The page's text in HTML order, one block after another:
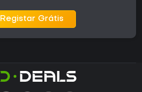
Registar Grátis